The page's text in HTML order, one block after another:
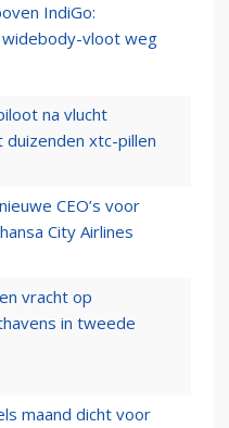
IndiGo:
vloot weg
na vlucht
duizenden xtc-pillen
CEO’s voor
City Airlines
vracht op
in tweede
maand dicht voor